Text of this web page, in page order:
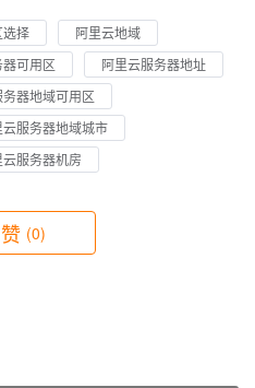
选择
阿里云地域
可用区
阿里云服务器地址
器地域可用区
云服务器地域城市
云服务器机房
赞 (0)